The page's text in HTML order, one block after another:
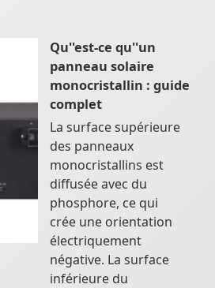
Qu''est-ce qu''un
panneau solaire
monocristallin : guide
complet
La surface supérieure
des panneaux
monocristallins est
diffusée avec du
phosphore, ce qui
crée une orientation
électriquement
négative. La surface
inférieure du